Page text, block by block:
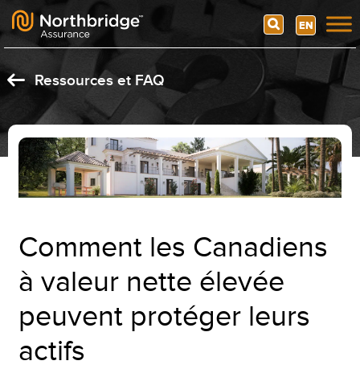
Skip to content
Search EN
Ressources et FAQ
Comment les Canadiens
à valeur nette élevée
peuvent protéger leurs
actifs